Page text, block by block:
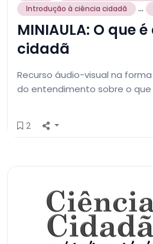
Introdução à ciência cidadã
...
MINIAULA: O que
cidadã
Recurso áudio-visual na
do entendimento sobre o que
2